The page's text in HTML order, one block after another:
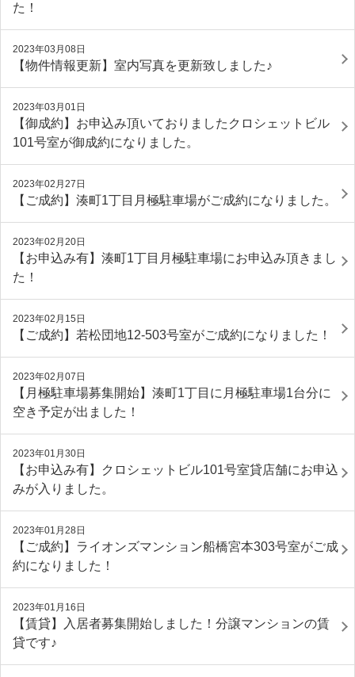
た！
2023年03月08日
【物件情報更新】室内写真を更新致しました♪
2023年03月01日
【御成約】お申込み頂いておりましたクロシェットビル
101号室が御成約になりました。
2023年02月27日
【ご成約】湊町1丁目月極駐車場がご成約になりました。
2023年02月20日
【お申込み有】湊町1丁目月極駐車場にお申込み頂きまし
た！
2023年02月15日
【ご成約】若松団地12-503号室がご成約になりました！
2023年02月07日
【月極駐車場募集開始】湊町1丁目に月極駐車場1台分に
空き予定が出ました！
2023年01月30日
【お申込み有】クロシェットビル101号室貸店舗にお申込
みが入りました。
2023年01月28日
【ご成約】ライオンズマンション船橋宮本303号室がご成
約になりました！
2023年01月16日
【賃貸】入居者募集開始しました！分譲マンションの賃
貸です♪